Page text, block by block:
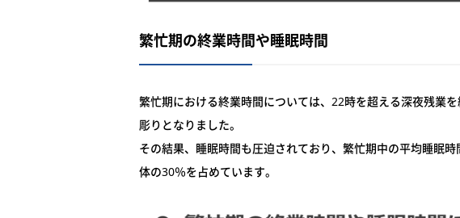
繁忙期の終業時間や睡眠時間
繁忙期における終業時間については、22時を超える深夜残業
彫りとなりました。
その結果、睡眠時間も圧迫されており、繁忙期中の平均睡眠
体の30％を占めています。